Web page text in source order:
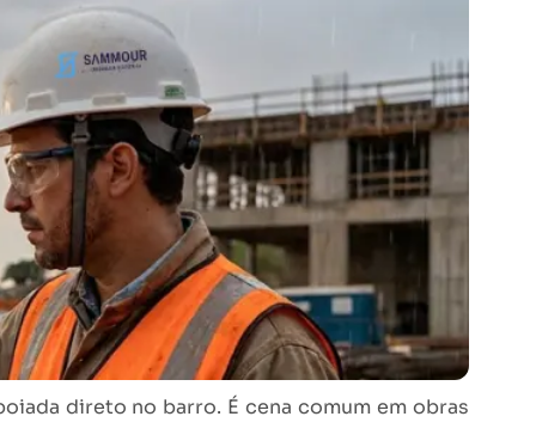
direto no barro. É cena comum em obras